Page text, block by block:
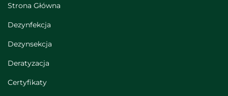
Strona Główna
Dezynfekcja
Dezynsekcja
Deratyzacja
Certyfikaty